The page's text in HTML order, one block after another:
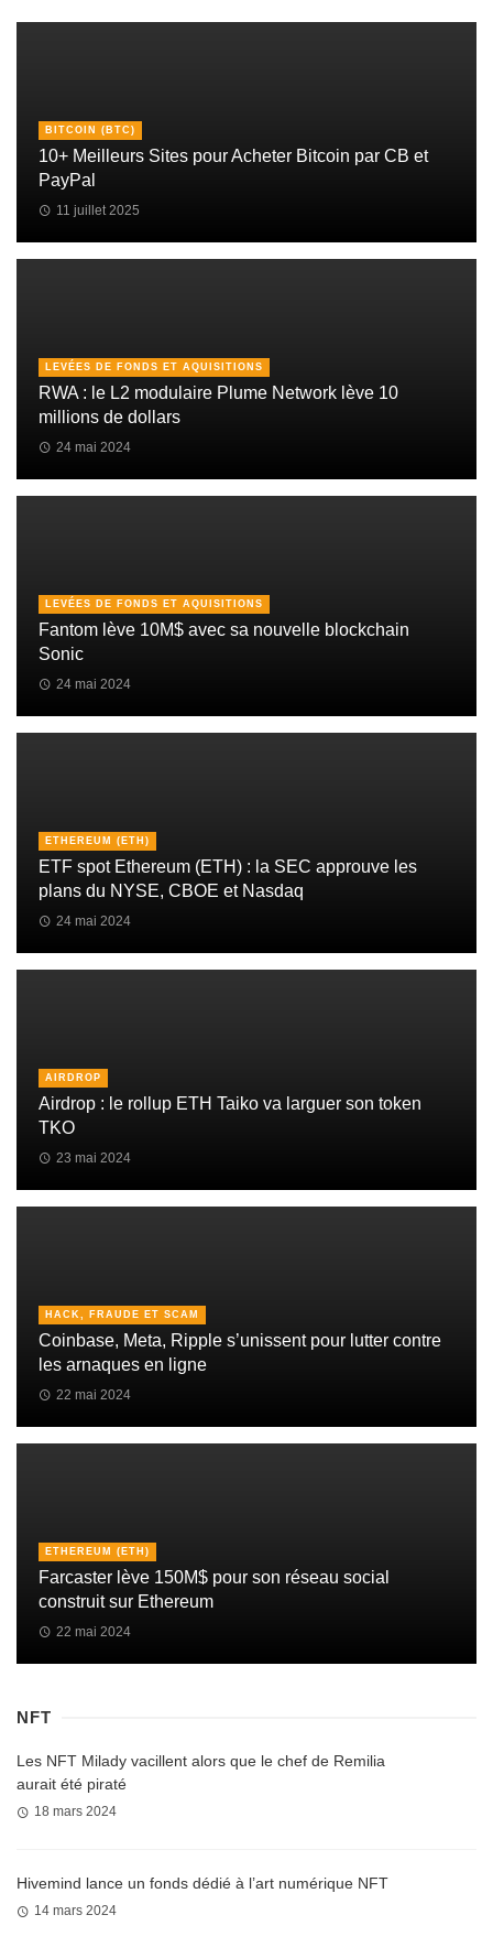
BITCOIN (BTC)
10+ Meilleurs Sites pour Acheter Bitcoin par CB et
PayPal
11 juillet 2025
LEVÉES DE FONDS ET AQUISITIONS
RWA : le L2 modulaire Plume Network lève 10
millions de dollars
24 mai 2024
LEVÉES DE FONDS ET AQUISITIONS
Fantom lève 10M$ avec sa nouvelle blockchain
Sonic
24 mai 2024
ETHEREUM (ETH)
ETF spot Ethereum (ETH) : la SEC approuve les
plans du NYSE, CBOE et Nasdaq
24 mai 2024
AIRDROP
Airdrop : le rollup ETH Taiko va larguer son token
TKO
23 mai 2024
HACK, FRAUDE ET SCAM
Coinbase, Meta, Ripple s’unissent pour lutter contre
les arnaques en ligne
22 mai 2024
ETHEREUM (ETH)
Farcaster lève 150M$ pour son réseau social
construit sur Ethereum
22 mai 2024
NFT
Les NFT Milady vacillent alors que le chef de Remilia
aurait été piraté
18 mars 2024
Hivemind lance un fonds dédié à l’art numérique NFT
14 mars 2024